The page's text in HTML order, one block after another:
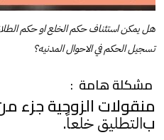
هل يمكن استئناف حكم الخلع او حكم
تسجيل الحكم في الاحوال المدنيه؟
مشكلة هامة :
منقولات الزوجية جزء
بالتطليق خلعاً.